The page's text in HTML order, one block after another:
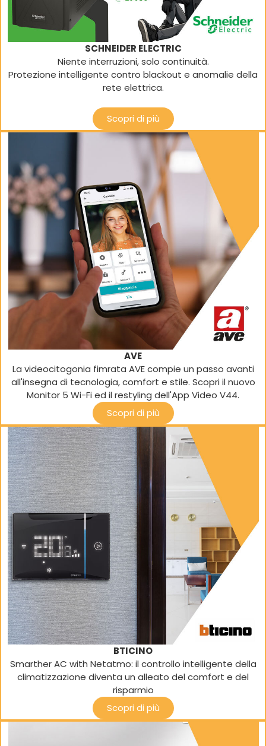
SCHNEIDER ELECTRIC
Niente interruzioni, solo continuità.
Protezione intelligente contro blackout e anomalie della
rete elettrica.
Scopri di più
AVE
La videocitogonia fimrata AVE compie un passo avanti
all'insegna di tecnologia, comfort e stile. Scopri il nuovo
Monitor 5 Wi-Fi ed il restyling dell'App Video V44.
Scopri di più
BTICINO
Smarther AC with Netatmo: il controllo intelligente della
climatizzazione diventa un alleato del comfort e del
risparmio
Scopri di più